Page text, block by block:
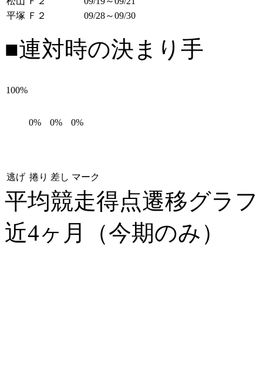
平塚 Ｆ２
09/28～09/30
■連対時の決まり手
100%
0% 0% 0%
逃げ 捲り 差し マーク
平均競走得点遷移グラ
近4ヶ月（今期のみ）